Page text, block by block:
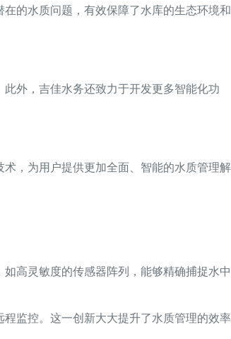
的水质问题，有效保障了水库的生态环境和
外，吉佳水务还致力于开发更多智能化功
，为用户提供更加全面、智能的水质管理解
高灵敏度的传感器阵列，能够精确捕捉水中
监控。这一创新大大提升了水质管理的效率